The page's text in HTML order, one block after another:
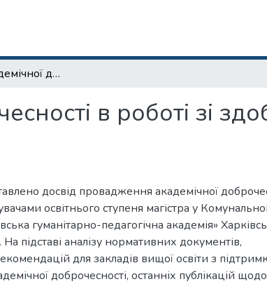
Реалізація академічної доброчесності в роботі зі здобувачами освітнього ступеня магістра
в роботі зі
досвід провадження академічної
освітнього ступеня магістра у
гуманітарно-педагогічна академія»
підставі аналізу нормативних документів,
для закладів вищої освіти з
доброчесності, останніх публікацій щодо